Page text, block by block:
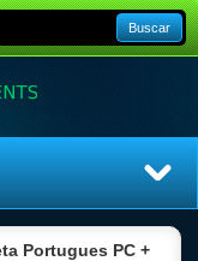
Buscar
Portugues PC +